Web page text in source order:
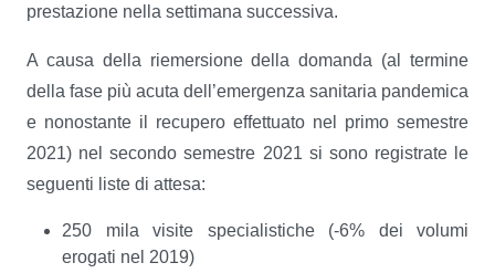
prestazione nella settimana successiva.
A causa della riemersione della domanda (al termine
della fase più acuta dell’emergenza sanitaria pandemica
e nonostante il recupero effettuato nel primo semestre
2021) nel secondo semestre 2021 si sono registrate le
seguenti liste di attesa:
250 mila visite specialistiche (-6% dei volumi
erogati nel 2019)